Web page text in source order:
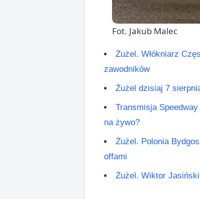
Fot. Jakub Malec
Żużel. Włókniarz
zawodników
Żużel dzisiaj 7
Transmisja
na żywo?
Żużel. Polonia
offami
Żużel. Wiktor